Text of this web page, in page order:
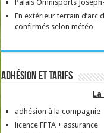
Palais Omnisports
En extérieur terrain d’arc
confirmés selon météo
Adhésion et tarifs
La
adhésion à la compagnie
licence FFTA + assurance